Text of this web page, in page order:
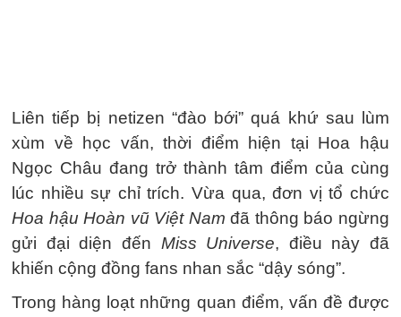
Liên tiếp bị netizen “đào bới” quá khứ sau lùm
xùm về học vấn, thời điểm hiện tại Hoa hậu
Ngọc Châu đang trở thành tâm điểm của cùng
lúc nhiều sự chỉ trích. Vừa qua, đơn vị tổ chức
Hoa hậu Hoàn vũ Việt Namđã thông báo ngừng
gửi đại diện đến Miss Universe, điều này đã
khiến cộng đồng fans nhan sắc “dậy sóng”.
Trong hàng loạt những quan điểm, vấn đề được